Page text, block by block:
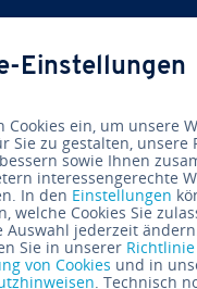
im
Auf Auf
in der heutigen Zeit
Einstellungen
Cookies ein, um unsere
Sie zu gestalten, unsere
sowie Ihnen
interessengerechte
In den Einstellungen
welche Cookies Sie
Auswahl jederzeit
Sie in unserer
von Cookies und in
. Technisch